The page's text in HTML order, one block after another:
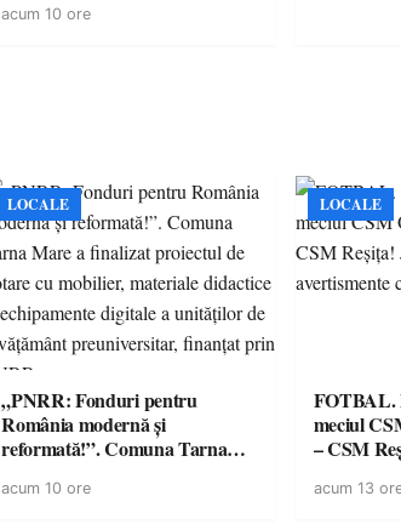
spectaculoase, premii și un jurat
acum 10 ore
LOCALE
„PNRR: Fonduri pentru
România modernă și
reformată!”. Comuna Tarna
dotare cu mobilier, materiale
acum 10 ore
LOCALE
FOTBAL.
meciul
– CSM
suporteri
acum 13